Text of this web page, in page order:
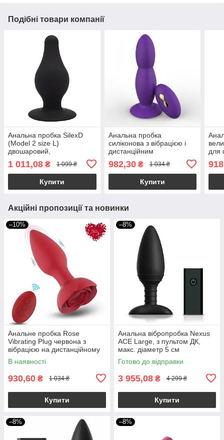
Подібні товари компанії
Анальна пробка SilexD
(Model 2 size L)
двошаровий,
силікон+Silexpan, діаметр
4,5 см
1 011,08 ₴ 1 099 ₴
Купити
Анальна пробка
силіконова з вібрацією і
дистанційним
управлінням Roger Style 1
масажер простати
982,30₴ 1 034 ₴
Купити
для
Акційні пропозиції та новинки
–10%
Анальне пробка Rose
Vibrating Plug червона з
вібрацією на дистанційному
пульті 4,2 см анальний
вібратор (10 швидкостей)
В наявності
930,60 ₴ 1 034 ₴
Купити
–8%
Анальна вібропробка Nexus
ACE Large, з пультом ДК,
макс. діаметр 5 см
Готово до відправки
3 955,08 ₴ 4 299 ₴
Купити
–8% –8%